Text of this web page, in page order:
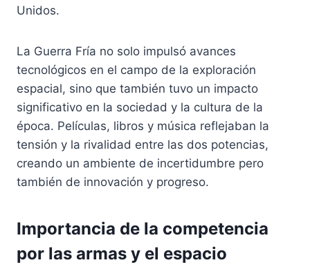
Unidos.
La Guerra Fría no solo impulsó avances
tecnológicos en el campo de la exploración
espacial, sino que también tuvo un impacto
significativo en la sociedad y la cultura de la
época. Películas, libros y música reflejaban la
tensión y la rivalidad entre las dos potencias,
creando un ambiente de incertidumbre pero
también de innovación y progreso.
Importancia de la competencia
por las armas y el espacio